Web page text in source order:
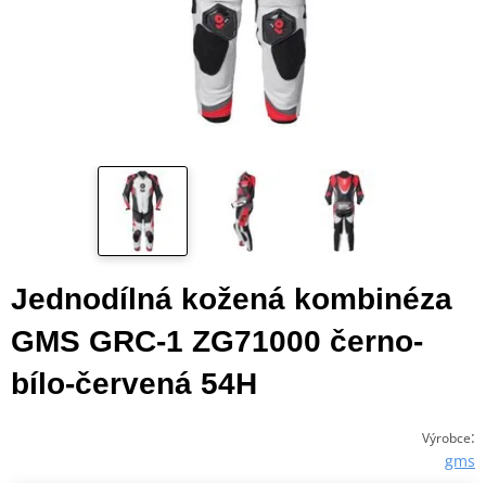
Jednodílná kožená kombinéza
GMS GRC-1 ZG71000 černo-
bílo-červená 54H
Výrobce:
gms